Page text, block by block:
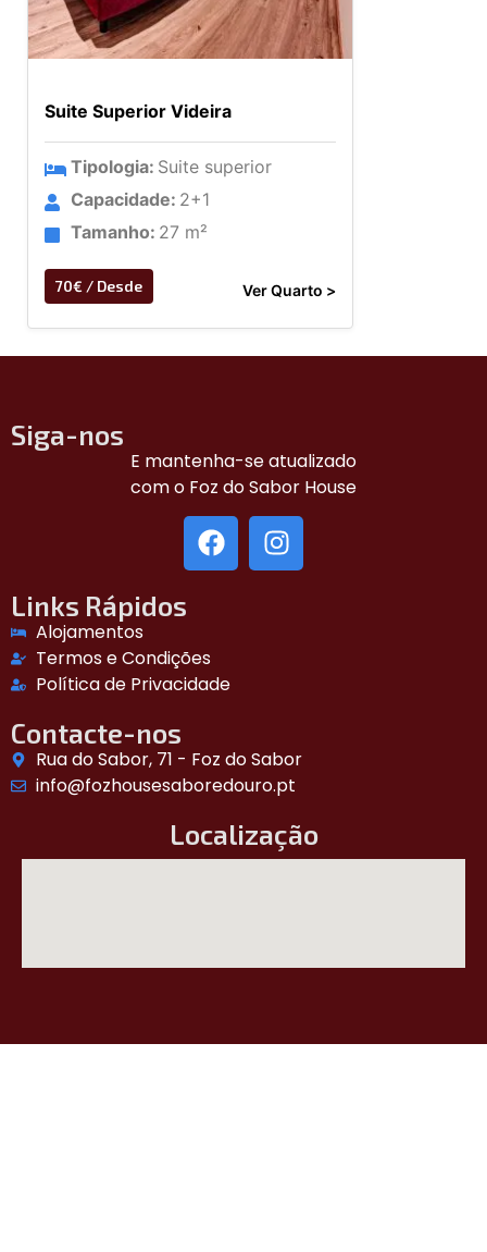
Suite Superior Videira
Tipologia: Suite superior
Capacidade: 2+1
Tamanho: 27 m²
70€ / Desde Ver Quarto >
Siga-nos
E mantenha-se atualizado
com o Foz do Sabor House
Links Rápidos
Alojamentos
Termos e Condições
Política de Privacidade
Contacte-nos
Rua do Sabor, 71 - Foz do Sabor
info@fozhousesaboredouro.pt
Localização